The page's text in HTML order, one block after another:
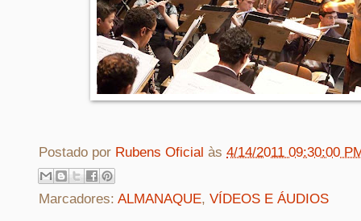
Postado por Rubens Oficial às 4/14/2011 09:30:00
Marcadores: ALMANAQUE, VÍDEOS E ÁUDIOS